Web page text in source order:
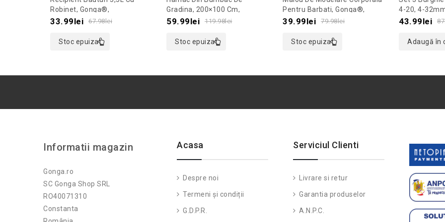
out
of
Robinet, Gonga®,
Culoaremodel Transparent
67.98lei
33.99lei
Stoc epuizat
out
of
Gradina, 200×100 Cm,
Culoaremodel Alb/Negru
119.98lei
59.99lei
Stoc epuizat
out
of
Pentru Barbati, Gonga®,
Culoaremodel Negru, Marime
79.98lei
39.99lei
Stoc epuizat
out
of
4-20, 4-
43.99lei
Adaugă în
Informatii magazin
Gonga.ro
SC Gonga Shop SRL
RO40071310
Constanta
Acasa
Despre noi
Termeni și condiții
G.D.P.R.
Serviciul Clienti
Livrare si retur
Garantia produselor
A.N.P.C.